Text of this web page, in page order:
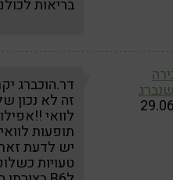
בריאות
דר.הוכברג
לוואי
תופעות
יש לדעת
טעויות